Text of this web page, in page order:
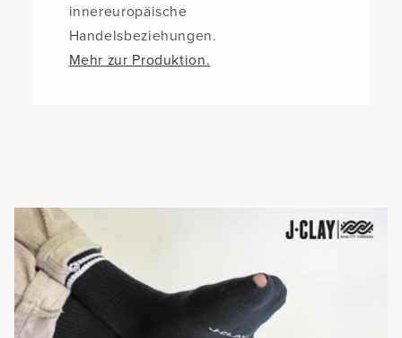
innereuropäische
Handelsbeziehungen.
Mehr zur Produktion.